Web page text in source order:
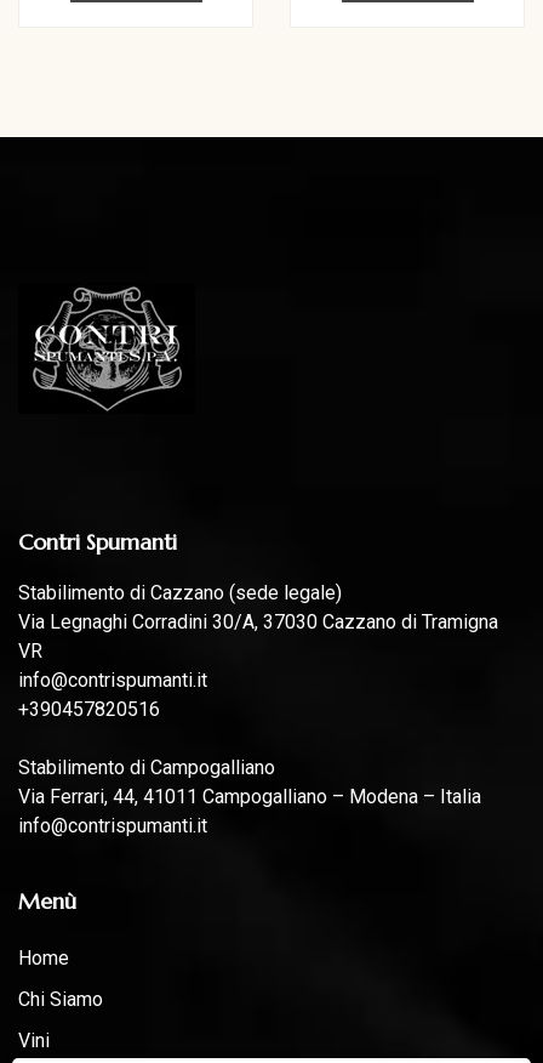
Contri Spumanti
Stabilimento di Cazzano (sede legale)
Via Legnaghi Corradini 30/A, 37030 Cazzano di Tramigna
VR
info@contrispumanti.it
+390457820516
Stabilimento di Campogalliano
Via Ferrari, 44, 41011 Campogalliano – Modena – Italia
info@contrispumanti.it
Menù
Home
Chi Siamo
Vini